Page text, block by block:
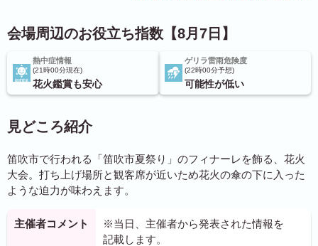
会場周辺のお役立ち指数【8月7日】
熱中症情報
21時00分現在
花火鑑賞も安心
ゲリラ雷雨危険度
22時00分予想
可能性が低い
見どころ紹介
笛吹市で行われる「笛吹市夏祭り」のフィナーレを飾る、花火
大会。打ち上げ場所と観客席が近いため花火の傘の下に入った
ような迫力が味わえます。
主催者コメント
※当日、主催者から発表された情報を
記載します。